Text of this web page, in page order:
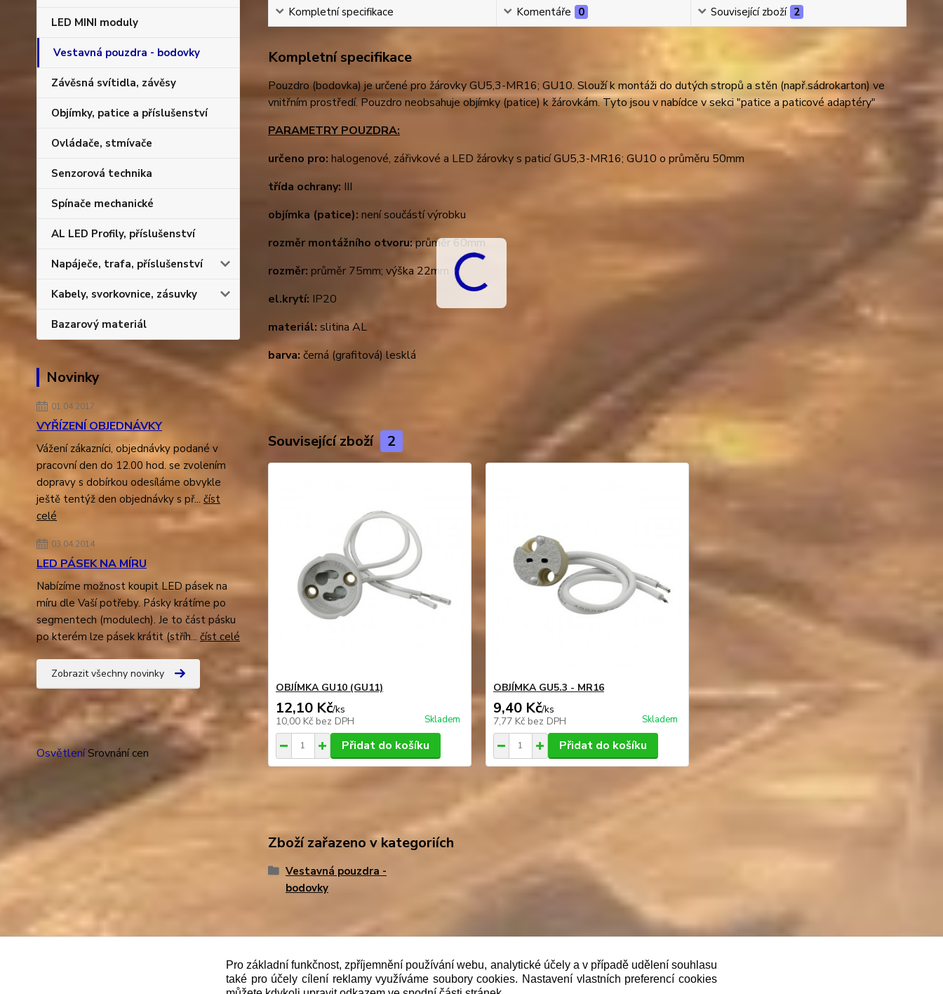
LED MINI moduly
Vestavná pouzdra - bodovky
Závěsná svítidla, závěsy
Objímky, patice a příslušenství
Ovládače, stmívače
Senzorová technika
Spínače mechanické
AL LED Profily, příslušenství
Napáječe, trafa, příslušenství
Kabely, svorkovnice, zásuvky
Bazarový materiál
Novinky
01.04.2017
VYŘÍZENÍ OBJEDNÁVKY
Vážení zákazníci, objednávky podané v
pracovní den do 12.00 hod. se zvolením
dopravy s dobírkou odesíláme obvykle
ještě tentýž den objednávky s př... číst
celé
03.04.2014
LED PÁSEK NA MÍRU
Nabízíme možnost koupit LED pásek na
míru dle Vaší potřeby. Pásky krátíme po
segmentech (modulech). Je to část pásku
po kterém lze pásek krátit (stříh... číst celé
Zobrazit všechny novinky
OsvětleníSrovnání cen
Kompletní specifikace Komentáře 0 Související zboží 2
Kompletní specifikace
Pouzdro (bodovka) je určené pro žárovky GU5,3-MR16; GU10. Slouží k montáži do dutých stropů a stěn (např.sádrokarton) ve
vnitřním prostředí. Pouzdro neobsahuje objímky (patice) k žárovkám. Tyto jsou v nabídce v sekci "patice a paticové adaptéry"
PARAMETRY POUZDRA:
určeno pro: halogenové, zářivkové a LED žárovky s paticí GU5,3-MR16; GU10 o průměru 50mm
třída ochrany: III
objímka (patice): není součástí výrobku
rozměr montážního otvoru:průměr 60mm
rozměr: průměr 75mm; výška 22mm
el.krytí: IP20
materiál: slitina AL
barva: černá (grafitová) lesklá
Související zboží 2
OBJÍMKA GU10 (GU11)
12,10 Kč/ks
10,00 Kč bez DPH Skladem
Přidat do košíku
OBJÍMKA GU5.3 - MR16
9,40 Kč/ks
7,77 Kč bez DPH Skladem
Přidat do košíku
Zboží zařazeno v kategoriích
Vestavná pouzdra -
bodovky
zákona č. 112/mmmmm2016 Sb. o evidenci tržeb je prodávající povinen vystavit kupujícímu účtenku. Zároveň je povinen zaevidovat přijatou tržbu u
správce daně online; v případě technického výpadku pak nejpozději do 48 hodin.“
Pro základní funkčnost, zpříjemnění používání webu, analytické účely a v případě udělení souhlasu
také pro účely cílení reklamy využíváme soubory cookies. Nastavení vlastních preferencí cookies